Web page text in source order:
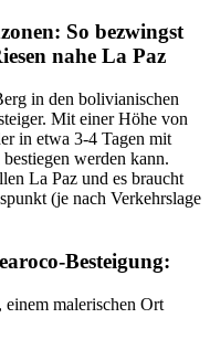
So bezwingst
nahe La Paz
in den bolivianischen
Mit einer Höhe von
in etwa 3-4 Tagen mit
werden kann.
La Paz und es braucht
(je nach Verkehrslage
Besteigung:
malerischen Ort